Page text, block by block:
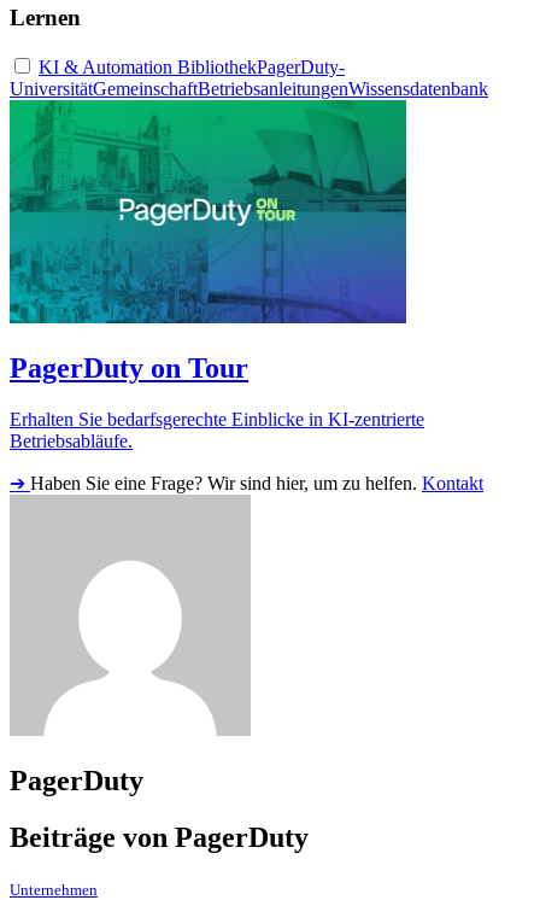
Lernen
KI & Automation BibliothekPagerDuty-
UniversitätGemeinschaftBetriebsanleitungenWissensdatenbank
PagerDuty on Tour
Erhalten Sie bedarfsgerechte Einblicke in KI-zentrierte
Betriebsabläufe.
➔ Haben Sie eine Frage? Wir sind hier, um zu helfen. Kontakt
PagerDuty
Beiträge von PagerDuty
Unternehmen